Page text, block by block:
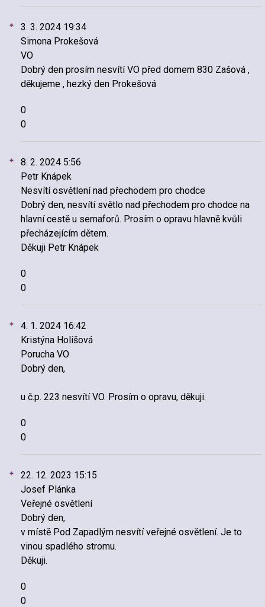
3. 3. 2024 19:34
Simona Prokešová
VO
Dobrý den prosím nesvítí VO před domem 830 Zašová ,
děkujeme , hezký den Prokešová
0
0
8. 2. 2024 5:56
Petr Knápek
Nesvítí osvětlení nad přechodem pro chodce
Dobrý den, nesvítí světlo nad přechodem pro chodce na
hlavní cestě u semaforů. Prosím o opravu hlavně kvůli
přecházejícím dětem.
Děkuji Petr Knápek
0
0
4. 1. 2024 16:42
Kristýna Holišová
Porucha VO
Dobrý den,
u č.p. 223 nesvítí VO. Prosím o opravu, děkuji.
0
0
22. 12. 2023 15:15
Josef Plánka
Veřejné osvětlení
Dobrý den,
v místě Pod Zapadlým nesvítí veřejné osvětlení. Je to
vinou spadlého stromu.
Děkuji.
0
0